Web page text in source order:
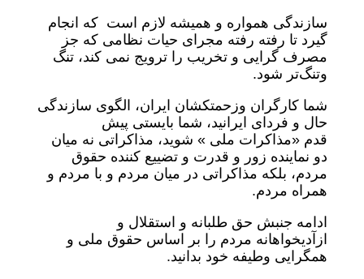
سازندگی همواره و‌ همیشه لازم است که انجام
گیرد تا رفته رفته مجرای حیات نظامی که جز
مصرف گرایی و‌ تخریب را ترویج نمی کند، تنگ
و‌تنگ‌تر شود.
شما کارگران‌ و‌زحمتکشان ایران، الگوی سازندگی
حال و فردای ایرانید، شما بایستی پیش
قدم «مذاکرات ملی » شوید، مذاکراتی نه میان
دو‌ نماینده زور و قدرت و‌ تضییع کننده حقوق
مردم‌، بلکه مذاکراتی در میان مردم و‌ با مردم و
همراه مردم.
‌ادامه جنبش حق طلبانه و استقلال و
ازآدیخواهانه مردم را بر اساس حقوق ملی و
همگرایی وطیفه خود بدانید.